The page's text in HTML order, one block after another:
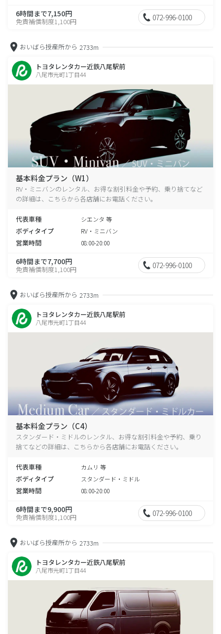
6時間まで7,150円
免責補償制度1,100円 072-996-0100
おいばら授産所から 2733m
トヨタレンタカー近鉄八尾駅前
八尾市光町1丁目44
基本料金プラン（W1）
RV・ミニバンのレンタル、お得な割引料金や予約、乗り捨てなど
の詳細は、こちらから各店舗にお電話ください。
代表車種 シエンタ 等
ボディタイプ RV・ミニバン
営業時間 08:00-20:00
6時間まで7,700円
免責補償制度1,100円 072-996-0100
おいばら授産所から 2733m
トヨタレンタカー近鉄八尾駅前
八尾市光町1丁目44
基本料金プラン（C4）
スタンダード・ミドルのレンタル、お得な割引料金や予約、乗り
捨てなどの詳細は、こちらから各店舗にお電話ください。
代表車種 カムリ 等
ボディタイプ スタンダード・ミドル
営業時間 08:00-20:00
6時間まで9,900円
免責補償制度1,100円 072-996-0100
おいばら授産所から 2733m
トヨタレンタカー近鉄八尾駅前
八尾市光町1丁目44